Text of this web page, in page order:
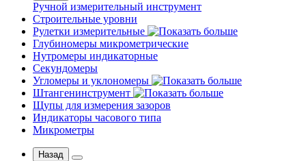
Ручной измерительный инструмент
Строительные уровни
Рулетки измерительные
Глубиномеры микрометрические
Нутромеры индикаторные
Секундомеры
Угломеры и уклономеры
Штангенинструмент
Щупы для измерения зазоров
Индикаторы часового типа
Микрометры
Назад